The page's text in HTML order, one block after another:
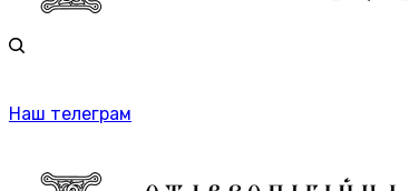
Наш телеграм